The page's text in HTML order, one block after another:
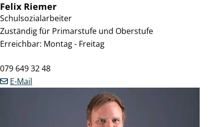
Felix Riemer
Schulsozialarbeiter
Zuständig für Primarstufe und Oberstufe
Erreichbar: Montag - Freitag
Mobil
079 649 32 48
E-Mail